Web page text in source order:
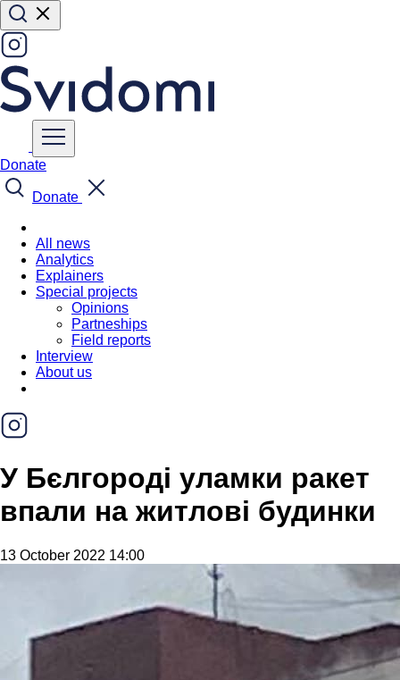
Donate
Donate
All news
Analytics
Explainers
Special projects
Opinions
Partneships
Field reports
Interview
About us
У Бєлгороді уламки ракет
впали на житлові будинки
13 October 2022 14:00